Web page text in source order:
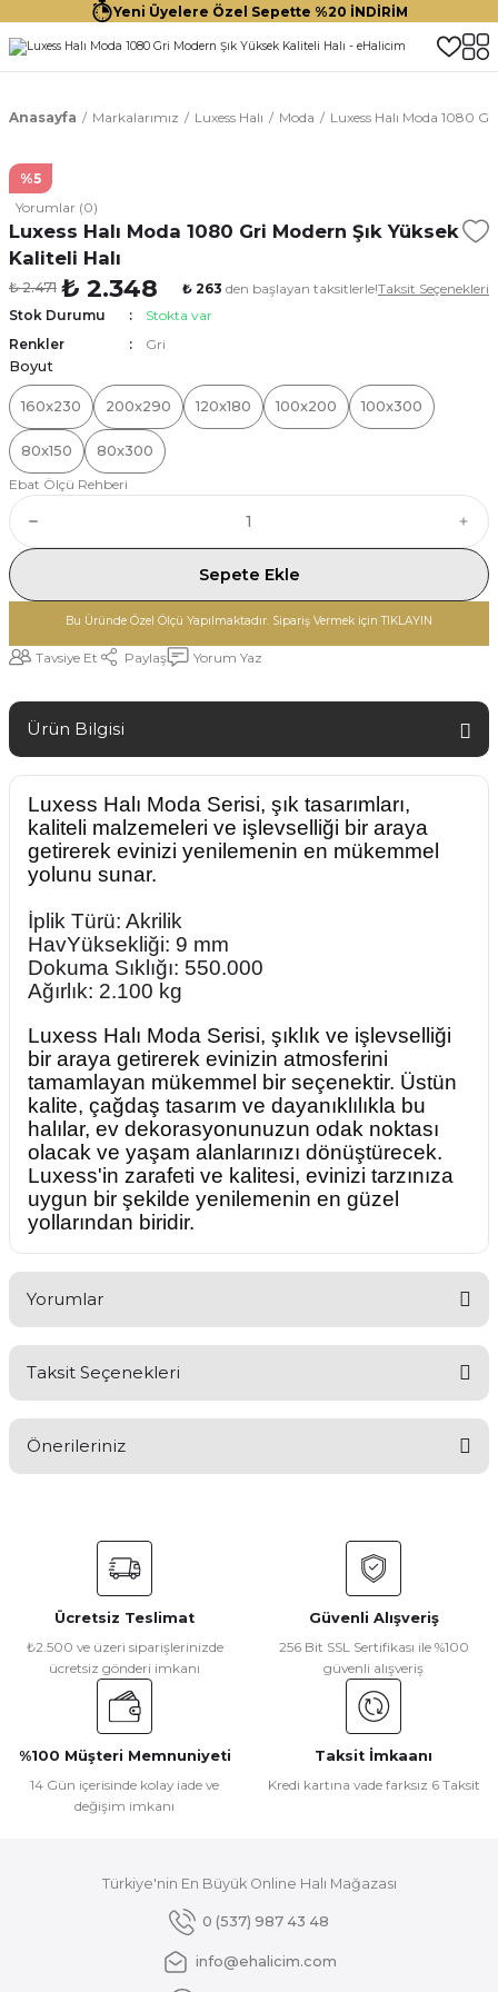
Yeni Üyelere Özel Sepette %20 İNDİRİM
Anasayfa Markalarımız Luxess Halı Moda Luxess Halı Moda 1080
%5
Yorumlar (0)
Luxess Halı Moda 1080 Gri Modern Şık Yüksek
Kaliteli Halı
₺ 2.471 ₺ 2.348 ₺ 263 den başlayan taksitlerle!Taksit Seçenekleri
Stok Durumu
Stokta var
Renkler
Gri
Boyut
160x230 200x290 120x180 100x200 100x300
80x150
80x300
Ebat Ölçü Rehberi
Sepete Ekle
Bu Üründe Özel Ölçü Yapılmaktadır. Sipariş Vermek için TIKLAYIN
Tavsiye Et Paylaş Yorum Yaz
Ürün Bilgisi
Luxess Halı Moda Serisi, şık tasarımları,
kaliteli malzemeleri ve işlevselliği bir araya
getirerek evinizi yenilemenin en mükemmel
yolunu sunar.
İplik Türü: Akrilik
HavYüksekliği: 9 mm
Dokuma Sıklığı: 550.000
Ağırlık: 2.100 kg
Luxess Halı Moda Serisi, şıklık ve işlevselliği
bir araya getirerek evinizin atmosferini
tamamlayan mükemmel bir seçenektir. Üstün
kalite, çağdaş tasarım ve dayanıklılıkla bu
halılar, ev dekorasyonunuzun odak noktası
olacak ve yaşam alanlarınızı dönüştürecek.
Luxess'in zarafeti ve kalitesi, evinizi tarzınıza
uygun bir şekilde yenilemenin en güzel
yollarından biridir.
Yorumlar
Yorum Yaz
Taksit Seçenekleri
Önerileriniz
konularda yetersiz gördüğünüz noktaları öneri formunu
kullanarak tarafımıza iletebilirsiniz.
Görüş ve önerileriniz için teşekkür ederiz.
Ürün resmi kalitesiz, bozuk veya görüntülenemiyor.
Ürün açıklamasında eksik bilgiler bulunuyor.
Ürün bilgilerinde hatalar bulunuyor.
Ürün fiyatı diğer sitelerden daha pahalı.
Gönder
Ücretsiz Teslimat
₺2.500 ve üzeri siparişlerinizde
ücretsiz gönderi imkanı
Güvenli Alışveriş
256 Bit SSL Sertifikası ile %100
güvenli alışveriş
%100 Müşteri Memnuniyeti
14 Gün içerisinde kolay iade ve
değişim imkanı
Taksit İmkaanı
Kredi kartına vade farksız 6 Taksit
Türkiye'nin En Büyük Online Halı Mağazası
0 (537) 987 43 48
info@ehalicim.com